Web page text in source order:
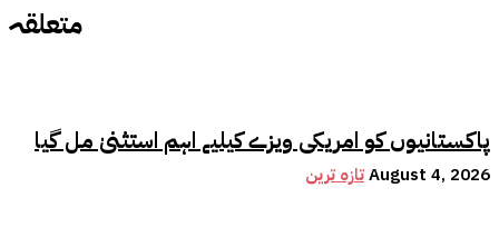
متعلقہ
پاکستانیوں کو امریکی ویزے کیلیے اہم استثنیٰ مل گیا
تازہ ترینAugust 4, 2026